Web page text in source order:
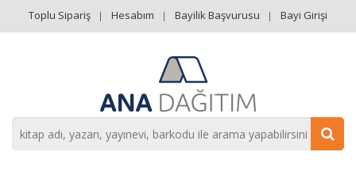
Toplu Sipariş Hesabım Bayilik Başvurusu Bayi Girişi